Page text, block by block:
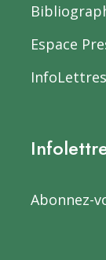
Espace
InfoLettres
Abonnez-